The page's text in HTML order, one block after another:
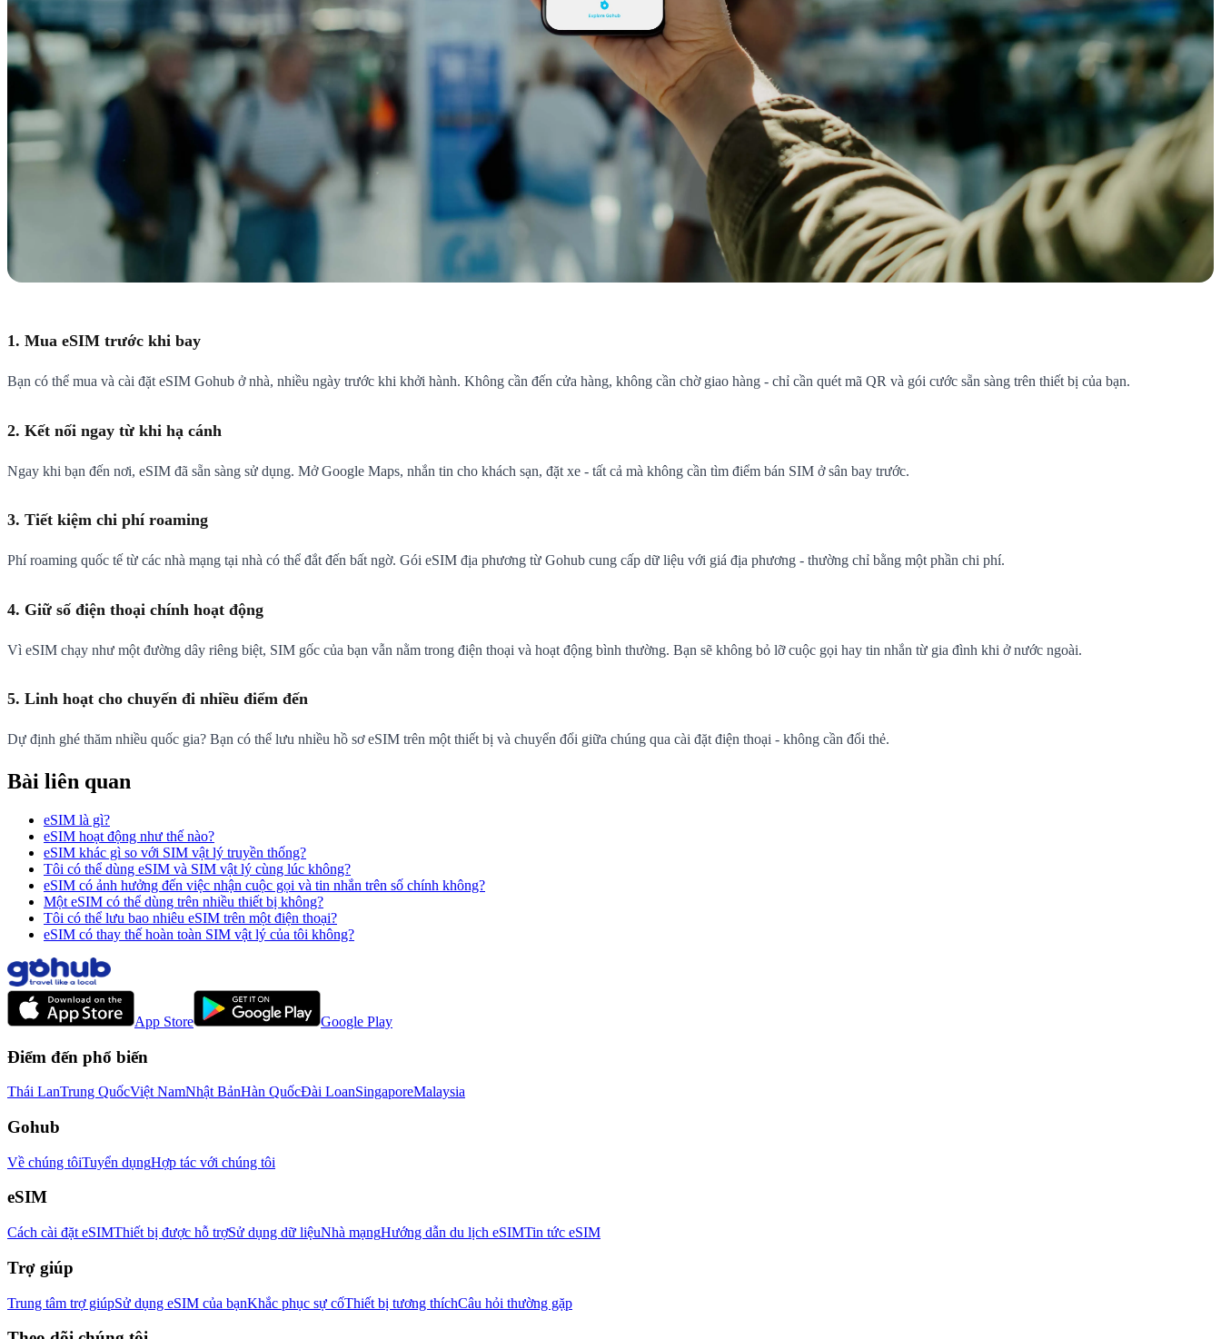
1. Mua eSIM trước khi bay
Bạn có thể mua và cài đặt eSIM Gohub ở nhà, nhiều ngày trước khi khởi hành. Không cần đến cửa hàng, không cần chờ giao hàng - chỉ cần quét mã QR và gói cước sẵn sàng trên thiết bị của bạn.
2. Kết nối ngay từ khi hạ cánh
Ngay khi bạn đến nơi, eSIM đã sẵn sàng sử dụng. Mở Google Maps, nhắn tin cho khách sạn, đặt xe - tất cả mà không cần tìm điểm bán SIM ở sân bay trước.
3. Tiết kiệm chi phí roaming
Phí roaming quốc tế từ các nhà mạng tại nhà có thể đắt đến bất ngờ. Gói eSIM địa phương từ Gohub cung cấp dữ liệu với giá địa phương - thường chỉ bằng một phần chi phí.
4. Giữ số điện thoại chính hoạt động
Vì eSIM chạy như một đường dây riêng biệt, SIM gốc của bạn vẫn nằm trong điện thoại và hoạt động bình thường. Bạn sẽ không bỏ lỡ cuộc gọi hay tin nhắn từ gia đình khi ở nước ngoài.
5. Linh hoạt cho chuyến đi nhiều điểm đến
Dự định ghé thăm nhiều quốc gia? Bạn có thể lưu nhiều hồ sơ eSIM trên một thiết bị và chuyển đổi giữa chúng qua cài đặt điện thoại - không cần đổi thẻ.
Bài liên quan
eSIM là gì?
eSIM hoạt động như thế nào?
eSIM khác gì so với SIM vật lý truyền thống?
Tôi có thể dùng eSIM và SIM vật lý cùng lúc không?
eSIM có ảnh hưởng đến việc nhận cuộc gọi và tin nhắn trên số chính không?
Một eSIM có thể dùng trên nhiều thiết bị không?
Tôi có thể lưu bao nhiêu eSIM trên một điện thoại?
eSIM có thay thế hoàn toàn SIM vật lý của tôi không?
App Store Google Play
Điểm đến phổ biến
Thái LanTrung QuốcViệt NamNhật BảnHàn QuốcĐài LoanSingaporeMalaysia
Gohub
Về chúng tôiTuyển dụngHợp tác với chúng tôi
eSIM
Cách cài đặt eSIMThiết bị được hỗ trợSử dụng dữ liệuNhà mạngHướng dẫn du lịch eSIMTin tức eSIM
Trợ giúp
Trung tâm trợ giúpSử dụng eSIM của bạnKhắc phục sự cốThiết bị tương thíchCâu hỏi thường gặp